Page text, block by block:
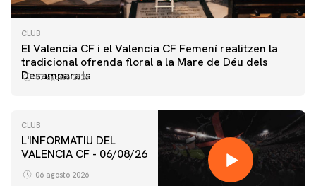
CLUB
El Valencia CF i el Valencia CF Femení realitzen la
tradicional ofrenda floral a la Mare de Déu dels
Desamparats
07 agosto 2026
CLUB
L'INFORMATIU DEL
VALENCIA CF - 06/08/26
06 agosto 2026
PRIMER EQUIP
ENTRENAMENT DEL VALENCIA CF 6/8/2026